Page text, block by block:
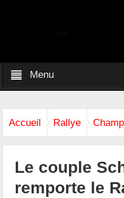
Menu
Accueil Rallye
Le couple
remporte le